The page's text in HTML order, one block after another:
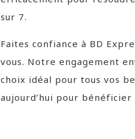
sur 7.
Faites confiance à BD
vous. Notre engagement
choix idéal pour tous vos
aujourd’hui pour